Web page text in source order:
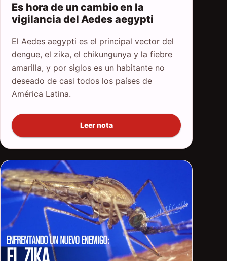
Es hora de un cambio en la
vigilancia del Aedes aegypti
El Aedes aegypti es el principal vector del
dengue, el zika, el chikungunya y la fiebre
amarilla, y por siglos es un habitante no
deseado de casi todos los países de
América Latina.
Leer nota